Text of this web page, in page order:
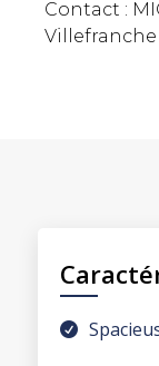
Contact :
Villefranche